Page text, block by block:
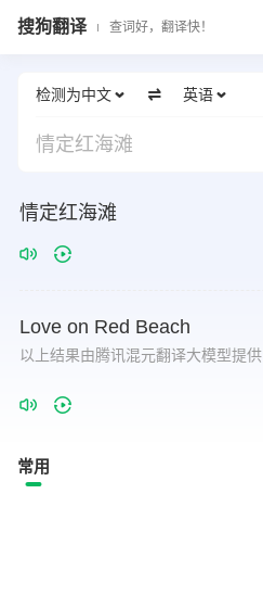
搜狗翻译 查词好，翻译快！
检测为中文 英语
情定红海滩
情定红海滩
Love on Red Beach
以上结果由腾讯混元翻译大模型提供
常用